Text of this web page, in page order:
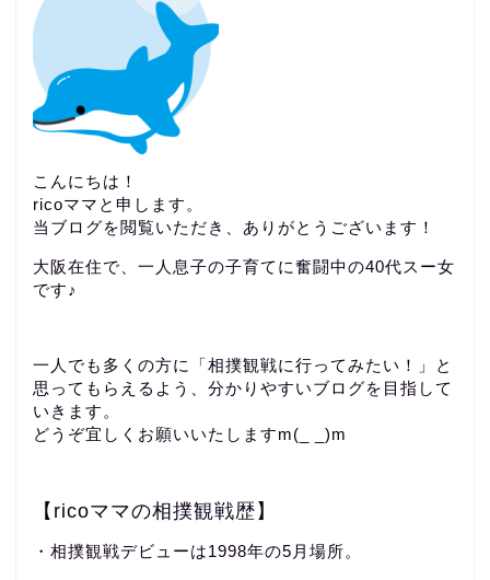
こんにちは！
ricoママと申します。
当ブログを閲覧いただき、ありがとうございます！
大阪在住で、一人息子の子育てに奮闘中の40代スー女
です♪
一人でも多くの方に「相撲観戦に行ってみたい！」と
思ってもらえるよう、分かりやすいブログを目指して
いきます。
どうぞ宜しくお願いいたしますm(_ _)m
【ricoママの相撲観戦歴】
・相撲観戦デビューは1998年の5月場所。